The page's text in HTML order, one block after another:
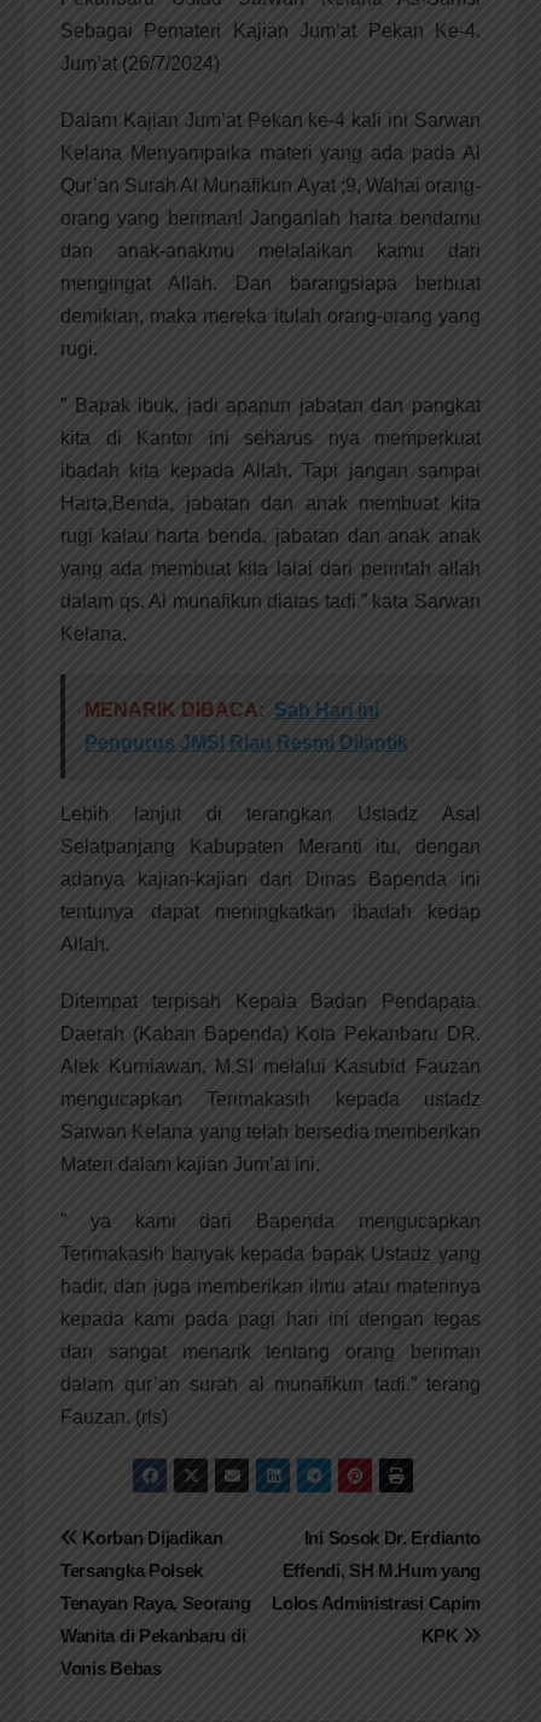
Sebagai Pemateri Kajian Jum’at Pekan Ke-4.
Jum’at (26/7/2024)
Dalam Kajian Jum’at Pekan ke-4 kali ini Sarwan
Kelana Menyampaika materi yang ada pada Al
Qur’an Surah Al Munafikun Ayat ;9, Wahai orang-
orang yang beriman! Janganlah harta bendamu
dan anak-anakmu melalaikan kamu dari
mengingat Allah. Dan barangsiapa berbuat
demikian, maka mereka itulah orang-orang yang
rugi.
” Bapak ibuk, jadi apapun jabatan dan pangkat
kita di Kantor ini seharus nya memperkuat
ibadah kita kepada Allah. Tapi jangan sampai
Harta,Benda, jabatan dan anak membuat kita
rugi kalau harta benda, jabatan dan anak anak
yang ada membuat kita lalai dari perintah allah
dalam qs. Al munafikun diatas tadi.” kata Sarwan
Kelana.
MENARIK DIBACA: Sah Hari ini
Pengurus JMSI Riau Resmi Dilantik
Lebih lanjut di terangkan Ustadz Asal
Selatpanjang Kabupaten Meranti itu, dengan
adanya kajian-kajian dari Dinas Bapenda ini
tentunya dapat meningkatkan ibadah kedap
Allah.
Ditempat terpisah Kepala Badan Pendapata.
Daerah (Kaban Bapenda) Kota Pekanbaru DR.
Alek Kurniawan, M.SI melalui Kasubid Fauzan
mengucapkan Terimakasih kepada ustadz
Sarwan Kelana yang telah bersedia memberikan
Materi dalam kajian Jum’at ini.
” ya kami dari Bapenda mengucapkan
Terimakasih banyak kepada bapak Ustadz yang
hadir, dan juga memberikan ilmu atau materinya
kepada kami pada pagi hari ini dengan tegas
dan sangat menarik tentang orang beriman
dalam qur’an surah al munafikun tadi.” terang
Fauzan. (rls)
Navigasi
pos
Ini Sosok Dr. Erdianto
Effendi, SH M.Hum yang
Lolos Administrasi Capim
KPK
Korban Dijadikan
Tersangka Polsek
Tenayan Raya, Seorang
Wanita di Pekanbaru di
Vonis Bebas